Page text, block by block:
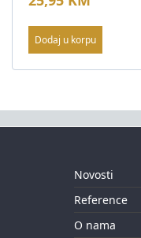
Dodaj u korpu
Novosti
Reference
O nama